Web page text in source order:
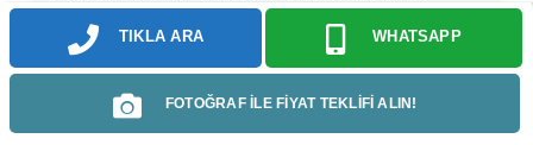
verimli hale gelmekte ve hurdacılar da bu
teknolojilere adapte olarak işlerini optimize
etmektedirler. Bu sayede, atık miktarı
azalmakta, geri dönüşüm oranları artmakta
TIKLA ARA WHATSAPP
FOTOĞRAF İLE FİYAT TEKLİFİ ALIN!